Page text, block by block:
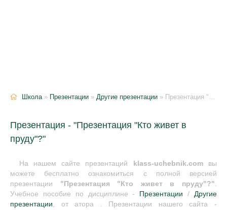
Школа» Презентации » Другие презентации » Презентация "Кто живет в пруду"?
Презентация - "Презентация "Кто живет в
пруду"?"
На нашем сайте презентаций klass-uchebnik.comвы
можете бесплатно ознакомиться с полной версией
презентации "Презентация "Кто живет в пруду"?".
Учебное пособие по дисциплине -
Презентации /Другие
презентации, от атора . Презентации нашего сайта -